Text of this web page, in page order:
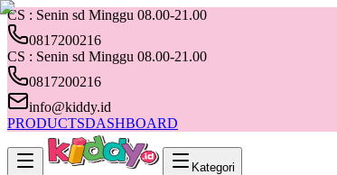
CS : Senin sd Minggu 08.00-21.00
0817200216
CS : Senin sd Minggu 08.00-21.00
0817200216
info@kiddy.id
PRODUCTSDASHBOARD
Kategori